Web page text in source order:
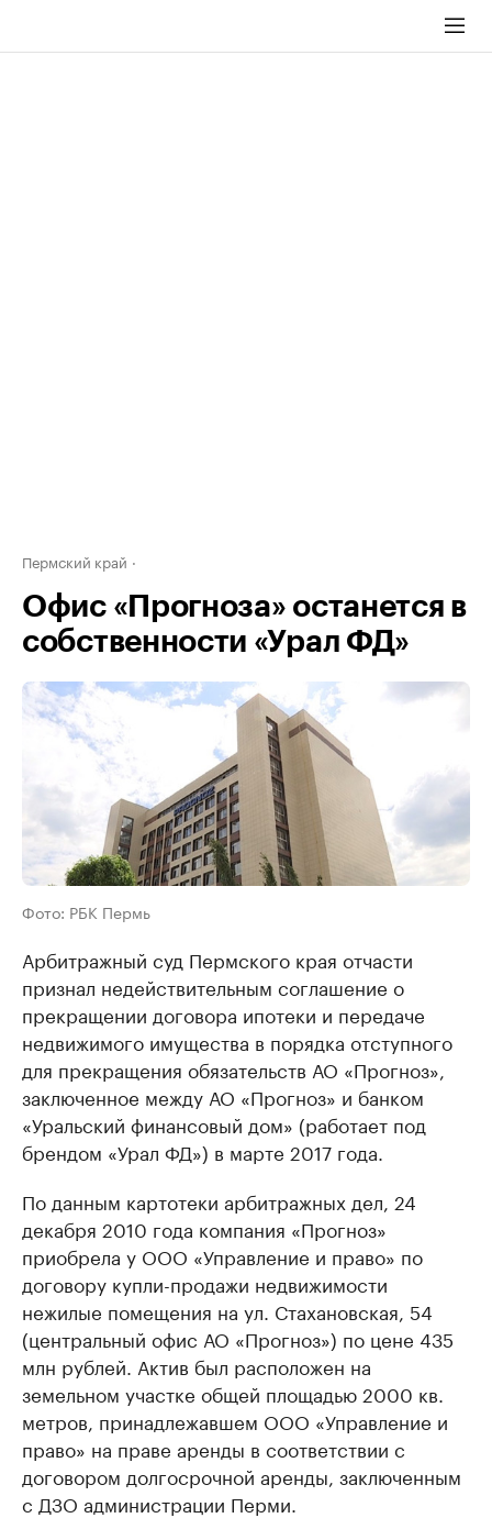
Пермский край
Офис «Прогноза» останется в
собственности «Урал ФД»
Фото: РБК Пермь
Арбитражный суд Пермского края отчасти
признал недействительным соглашение о
прекращении договора ипотеки и передаче
недвижимого имущества в порядка отступного
для прекращения обязательств АО «Прогноз»,
заключенное между АО «Прогноз» и банком
«Уральский финансовый дом» (работает под
брендом «Урал ФД») в марте 2017 года.
По данным картотеки арбитражных дел, 24
декабря 2010 года компания «Прогноз»
приобрела у ООО «Управление и право» по
договору купли-продажи недвижимости
нежилые помещения на ул. Стахановская, 54
(центральный офис АО «Прогноз») по цене 435
млн рублей. Актив был расположен на
земельном участке общей площадью 2000 кв.
метров, принадлежавшем ООО «Управление и
право» на праве аренды в соответствии с
договором долгосрочной аренды, заключенным
с ДЗО администрации Перми.